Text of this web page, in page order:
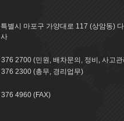
별시 마포구 가양대로 117 (상암동)
2700 (민원, 배차문의, 정비, 사고
2300 (총무, 경리업무)
4960 (FAX)